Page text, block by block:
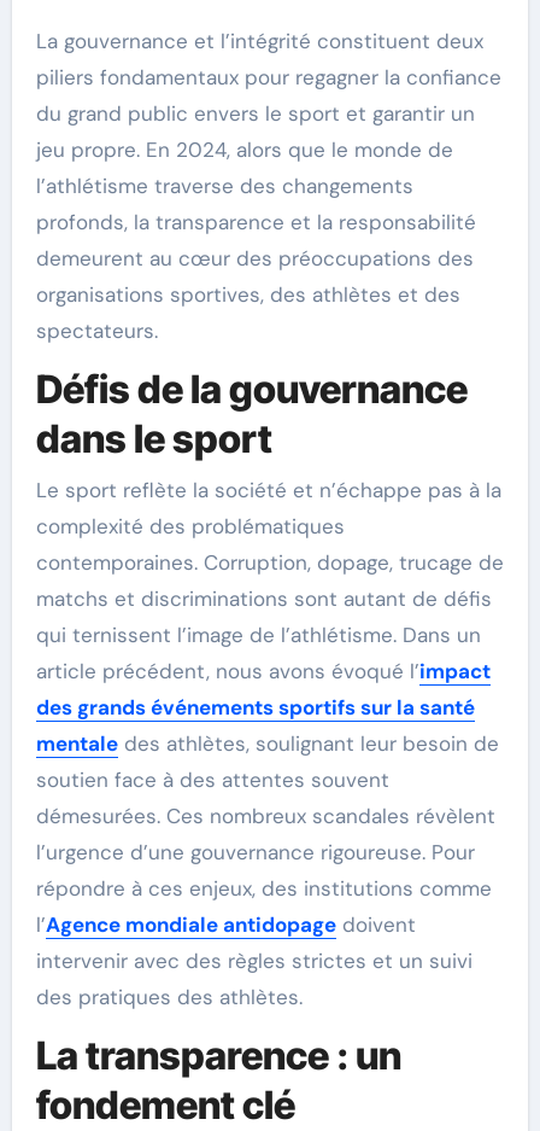
La gouvernance et l’intégrité constituent deux
piliers fondamentaux pour regagner la confiance
du grand public envers le sport et garantir un
jeu propre. En 2024, alors que le monde de
l’athlétisme traverse des changements
profonds, la transparence et la responsabilité
demeurent au cœur des préoccupations des
organisations sportives, des athlètes et des
spectateurs.
Défis de la gouvernance
dans le sport
Le sport reflète la société et n’échappe pas à la
complexité des problématiques
contemporaines. Corruption, dopage, trucage de
matchs et discriminations sont autant de défis
qui ternissent l’image de l’athlétisme. Dans un
article précédent, nous avons évoqué l’impact
des grands événements sportifs sur la santé
mentaledes athlètes, soulignant leur besoin de
soutien face à des attentes souvent
démesurées. Ces nombreux scandales révèlent
l’urgence d’une gouvernance rigoureuse. Pour
répondre à ces enjeux, des institutions comme
l’Agence mondiale antidopagedoivent
intervenir avec des règles strictes et un suivi
des pratiques des athlètes.
La transparence : un
fondement clé